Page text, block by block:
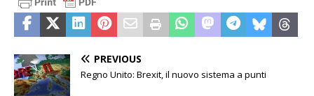
PREVIOUS
Regno Unito: Brexit, il nuovo sistema a punti